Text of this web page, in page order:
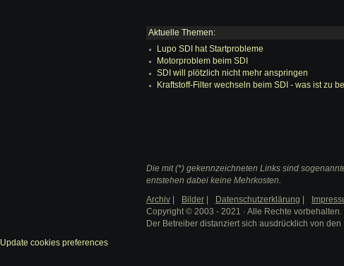
Aktuelle Themen:
Lupo SDI hat Startprobleme
Motorproblem beim SDI
SDI will plötzlich nicht mehr anspringen
Kraftstoff-Filter wechseln beim SDI - was ist zu
Die mit (*) gekennzeichneten Links sind
entstehen dabei keine Mehrkosten.
Archiv
Bilder Datenschutzerklärung
Copyright © 2003 - 2021 · Alle Rechte vorbehalten.
Der Betreiber distanziert sich ausdrücklich von
Update cookies preferences